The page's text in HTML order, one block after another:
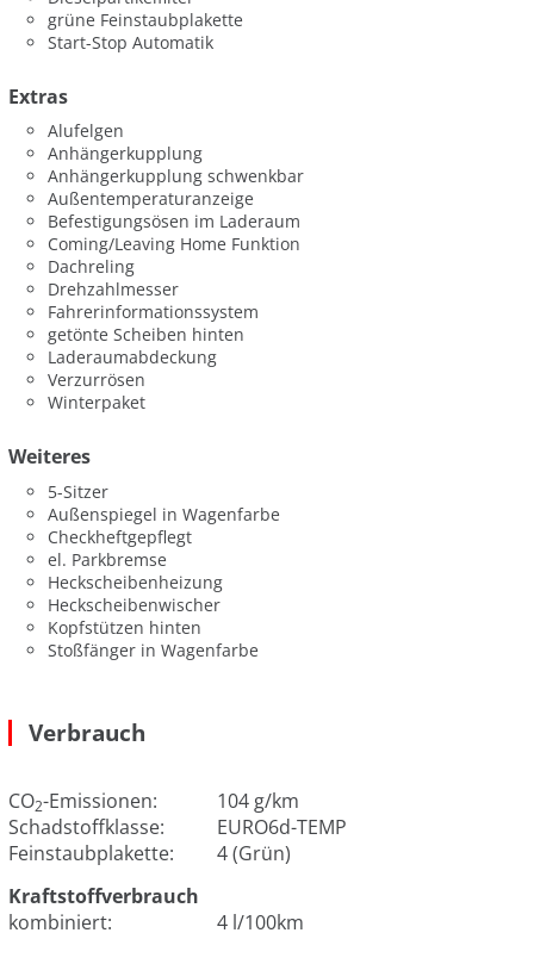
grüne Feinstaubplakette
Start-Stop Automatik
Extras
Alufelgen
Anhängerkupplung
Anhängerkupplung schwenkbar
Außentemperaturanzeige
Befestigungsösen im Laderaum
Coming/Leaving Home Funktion
Dachreling
Drehzahlmesser
Fahrerinformationssystem
getönte Scheiben hinten
Laderaumabdeckung
Verzurrösen
Winterpaket
Weiteres
5-Sitzer
Außenspiegel in Wagenfarbe
Checkheftgepflegt
el. Parkbremse
Heckscheibenheizung
Heckscheibenwischer
Kopfstützen hinten
Stoßfänger in Wagenfarbe
Verbrauch
CO2-Emissionen:
104 g/km
Schadstoffklasse:
EURO6d-TEMP
Feinstaubplakette:
4 (Grün)
Kraftstoffverbrauch
kombiniert:
4 l/100km